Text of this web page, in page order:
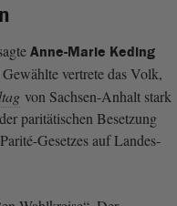
Anne-Marie Keding
Gewählte vertrete das Volk,
von Sachsen-Anhalt stark
paritätischen Besetzung
Gesetzes auf Landes-